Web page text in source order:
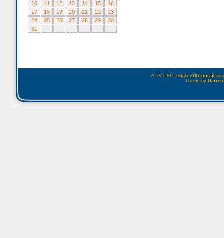
10 11 12 13 14 15
16
17
18 19 20 21 22
23
24
25 26 27 28 29
30
31
A TV-CELL oldala e107 portál
Theme by